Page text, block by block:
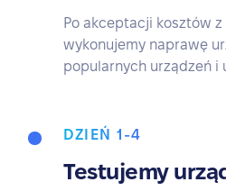
Po akceptacji kosztów z
wykonujemy naprawę
popularnych urządzeń i
DZIEŃ 1-4
Testujemy